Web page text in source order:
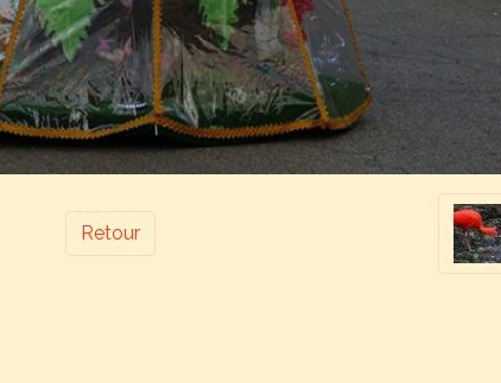
Retour